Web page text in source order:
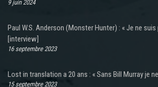
9 juin 2024
Paul W.S. Anderson (Monster Hunter) : « Je ne suis
[interview]
16 septembre 2023
Lost in translation a 20 ans : « Sans Bill Murray je
15 septembre 2023